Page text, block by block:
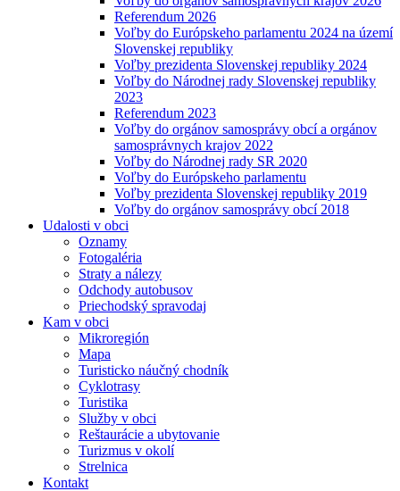
Referendum 2026
Voľby do Európskeho parlamentu 2024 na území
Slovenskej republiky
Voľby prezidenta Slovenskej republiky 2024
Voľby do Národnej rady Slovenskej republiky
2023
Referendum 2023
Voľby do orgánov samosprávy obcí a orgánov
samosprávnych krajov 2022
Voľby do Národnej rady SR 2020
Voľby do Európskeho parlamentu
Voľby prezidenta Slovenskej republiky 2019
Voľby do orgánov samosprávy obcí 2018
Udalosti v obci
Oznamy
Fotogaléria
Straty a nálezy
Odchody autobusov
Priechodský spravodaj
Kam v obci
Mikroregión
Mapa
Turisticko náučný chodník
Cyklotrasy
Turistika
Služby v obci
Reštaurácie a ubytovanie
Turizmus v okolí
Strelnica
Kontakt